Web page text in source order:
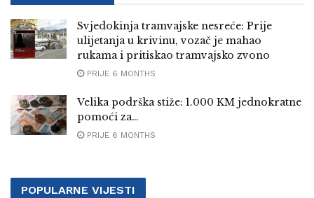
Svjedokinja tramvajske nesreće: Prije
ulijetanja u krivinu, vozač je mahao
rukama i pritiskao tramvajsko zvono
PRIJE 6 MONTHS
Velika podrška stiže: 1.000 KM jednokratne
pomoći za…
PRIJE 6 MONTHS
POPULARNE VIJESTI